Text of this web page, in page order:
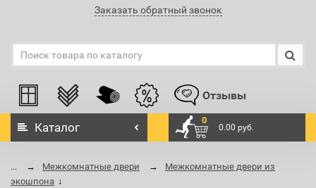
Заказать обратный звонок
Отзывы
Каталог
0
0.00 руб.
... Межкомнатные двери
Межкомнатные двери из
экошпона